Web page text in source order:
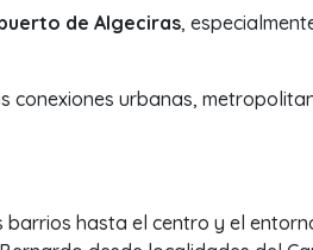
de Algeciras,
conexiones urbanas,
hasta el centro y el